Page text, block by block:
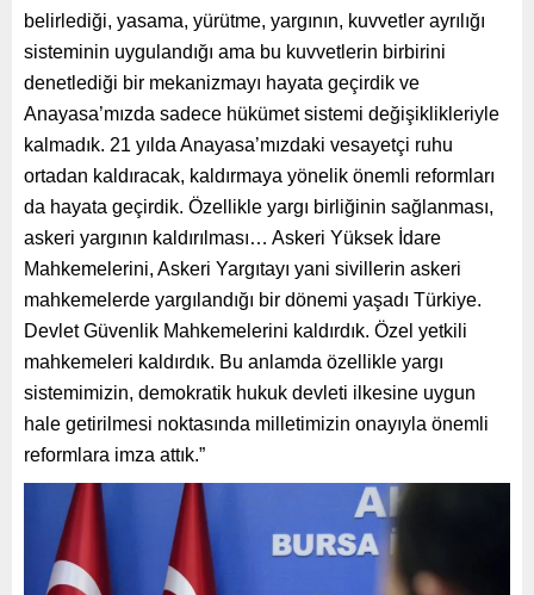
belirlediği, yasama, yürütme, yargının, kuvvetler ayrılığı
sisteminin uygulandığı ama bu kuvvetlerin birbirini
denetlediği bir mekanizmayı hayata geçirdik ve
Anayasa’mızda sadece hükümet sistemi değişiklikleriyle
kalmadık. 21 yılda Anayasa’mızdaki vesayetçi ruhu
ortadan kaldıracak, kaldırmaya yönelik önemli reformları
da hayata geçirdik. Özellikle yargı birliğinin sağlanması,
askeri yargının kaldırılması… Askeri Yüksek İdare
Mahkemelerini, Askeri Yargıtayı yani sivillerin askeri
mahkemelerde yargılandığı bir dönemi yaşadı Türkiye.
Devlet Güvenlik Mahkemelerini kaldırdık. Özel yetkili
mahkemeleri kaldırdık. Bu anlamda özellikle yargı
sistemimizin, demokratik hukuk devleti ilkesine uygun
hale getirilmesi noktasında milletimizin onayıyla önemli
reformlara imza attık.”